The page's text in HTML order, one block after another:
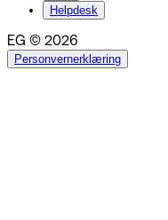
Helpdesk
EG © 2026
Personvernerklæring